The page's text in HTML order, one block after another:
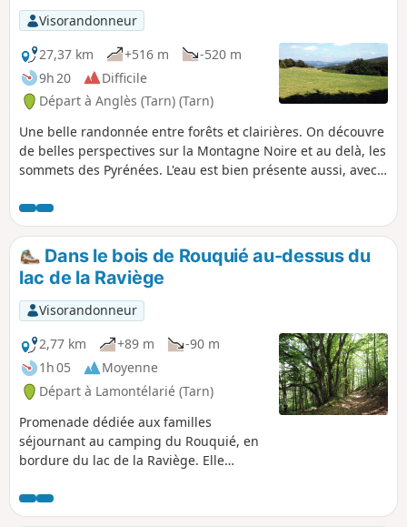
Visorandonneur
27,37 km
+516 m
-520 m
9h 20
Difficile
Départ à Anglès (Tarn) (Tarn)
Une belle randonnée entre forêts et clairières. On découvre
de belles perspectives sur la Montagne Noire et au delà, les
sommets des Pyrénées. L'eau est bien présente aussi, avec
bucolique très appréciable au printemps.
Dans le bois de Rouquié au-dessus du
lac de la Raviège
Visorandonneur
2,77 km
+89 m
-90 m
1h 05
Moyenne
Départ à Lamontélarié (Tarn)
Promenade dédiée aux familles
séjournant au camping du Rouquié, en
bordure du lac de la Raviège. Elle
parcourue aux heures chaudes de la
journée. Le parcours, souvent bordé de